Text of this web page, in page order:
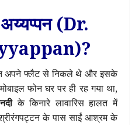
अय्यप्पन (Dr.
अपने फ्लैट से निकले थे और इसके
फोन घर पर ही रह गया था,
के किनारे लावारिस हालत में
के पास साईं आश्रम के